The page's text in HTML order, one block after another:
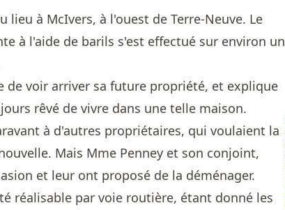
lieu à McIvers, à l'ouest de Terre-Neuve. Le
à l'aide de barils s'est effectué sur environ un
de voir arriver sa future propriété, et explique
rêvé de vivre dans une telle maison.
à d'autres propriétaires, qui voulaient la
Mais Mme Penney et son conjoint,
et leur ont proposé de la déménager.
réalisable par voie routière, étant donné les